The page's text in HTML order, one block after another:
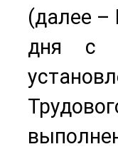
(далее –
дня с